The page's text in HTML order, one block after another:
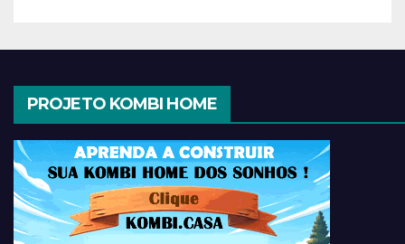
PROJETO KOMBI HOME